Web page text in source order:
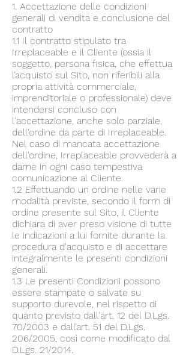
1. Accettazione delle condizioni
generali di vendita e conclusione del
contratto
1.1 Il contratto stipulato tra
Irreplaceable e il Cliente (ossia il
soggetto, persona fisica, che effettua
l’acquisto sul Sito, non riferibili alla
propria attività commerciale,
imprenditoriale o professionale) deve
intendersi concluso con
l'accettazione, anche solo parziale,
dell'ordine da parte di Irreplaceable.
Nel caso di mancata accettazione
dell'ordine, Irreplaceable provvederà a
darne in ogni caso tempestiva
comunicazione al Cliente.
1.2 Effettuando un ordine nelle varie
modalità previste, secondo il form di
ordine presente sul Sito, il Cliente
dichiara di aver preso visione di tutte
le indicazioni a lui fornite durante la
procedura d'acquisto e di accettare
integralmente le presenti condizioni
generali.
1.3 Le presenti Condizioni possono
essere stampate o salvate su
supporto durevole, nel rispetto di
quanto previsto dall'art. 12 del D.Lgs.
70/2003 e dall’art. 51 del D.Lgs.
206/2005, così come modificato dal
D.Lgs. 21/2014.